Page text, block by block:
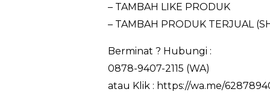
– TAMBAH LIKE PRODUK
– TAMBAH PRODUK TERJUAL
Berminat ? Hubungi :
0878-9407-2115 (WA)
atau Klik : https://wa.me/